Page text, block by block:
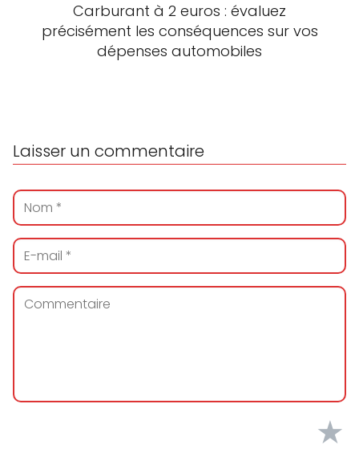
Carburant à 2 euros : évaluez
précisément les conséquences sur vos
dépenses automobiles
Laisser un commentaire
★